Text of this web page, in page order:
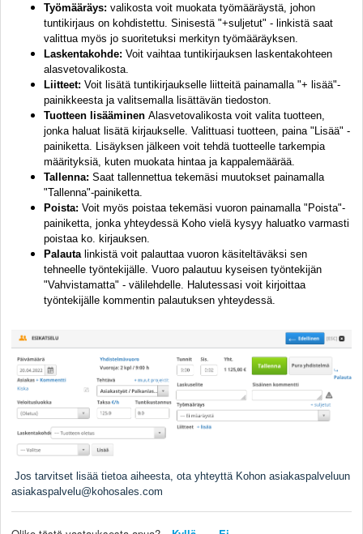
Työmääräys: valikosta voit muokata työmääräystä, johon
tuntikirjaus on kohdistettu. Sinisestä "+suljetut" - linkistä saat
valittua myös jo suoritetuksi merkityn työmääräyksen.
Laskentakohde: Voit vaihtaa tuntikirjauksen laskentakohteen
alasvetovalikosta.
Liitteet: Voit lisätä tuntikirjaukselle liitteitä painamalla "+ lisää"-
painikkeesta ja valitsemalla lisättävän tiedoston.
Tuotteen lisääminen Alasvetovalikosta voit valita tuotteen,
jonka haluat lisätä kirjaukselle. Valittuasi tuotteen, paina "Lisää" -
painiketta. Lisäyksen jälkeen voit tehdä tuotteelle tarkempia
määrityksiä, kuten muokata hintaa ja kappalemäärää.
Tallenna: Saat tallennettua tekemäsi muutokset painamalla
"Tallenna"-painiketta.
Poista: Voit myös poistaa tekemäsi vuoron painamalla "Poista"-
painiketta, jonka yhteydessä Koho vielä kysyy haluatko varmasti
poistaa ko. kirjauksen.
Palauta linkistä voit palauttaa vuoron käsiteltäväksi sen
tehneelle työntekijälle. Vuoro palautuu kyseisen työntekijän
"Vahvistamatta" - välilehdelle. Halutessasi voit kirjoittaa
työntekijälle kommentin palautuksen yhteydessä.
Jos tarvitset lisää tietoa aiheesta, ota yhteyttä Kohon asiakaspalveluun
asiakaspalvelu@kohosales.com